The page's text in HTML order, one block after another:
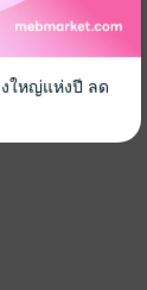
งใหญ่แห่งปี ลด